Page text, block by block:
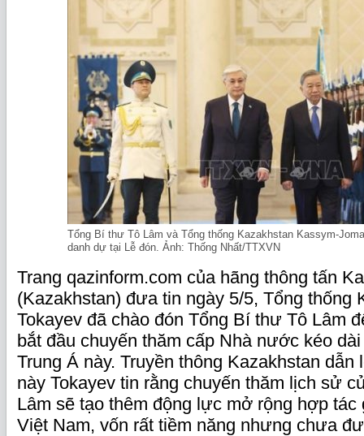
Tổng Bí thư Tô Lâm và Tổng thống Kazakhstan Kassym-
danh dự tại Lễ đón. Ảnh: Thống Nhất/TTXVN
Trang qazinform.com của hãng thông tấn
(Kazakhstan) đưa tin ngày 5/5, Tổng thống
Tokayev đã chào đón Tổng Bí thư Tô Lâm
bắt đầu chuyến thăm cấp Nhà nước kéo
Trung Á này. Truyền thông Kazakhstan
này Tokayev tin rằng chuyến thăm lịch sử
Lâm sẽ tạo thêm động lực mở rộng hợp
Việt Nam, vốn rất tiềm năng nhưng chưa